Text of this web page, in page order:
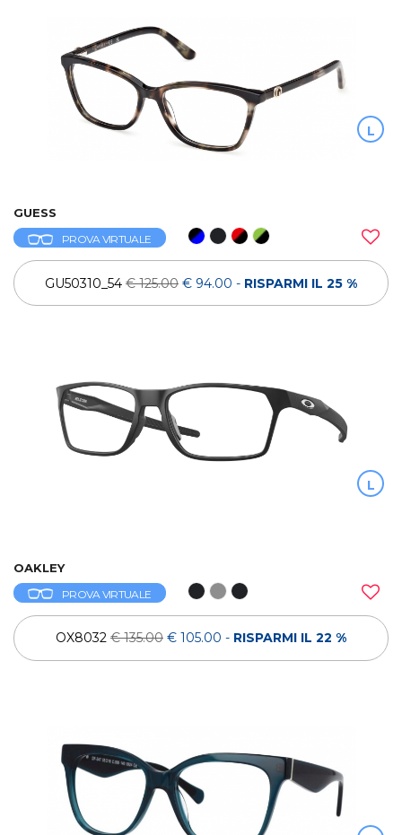
L
GUESS
PROVA VIRTUALE
GU50310_54 € 125.00 € 94.00 - RISPARMI IL 25 %
L
OAKLEY
PROVA VIRTUALE
OX8032 € 135.00 € 105.00 - RISPARMI IL 22 %